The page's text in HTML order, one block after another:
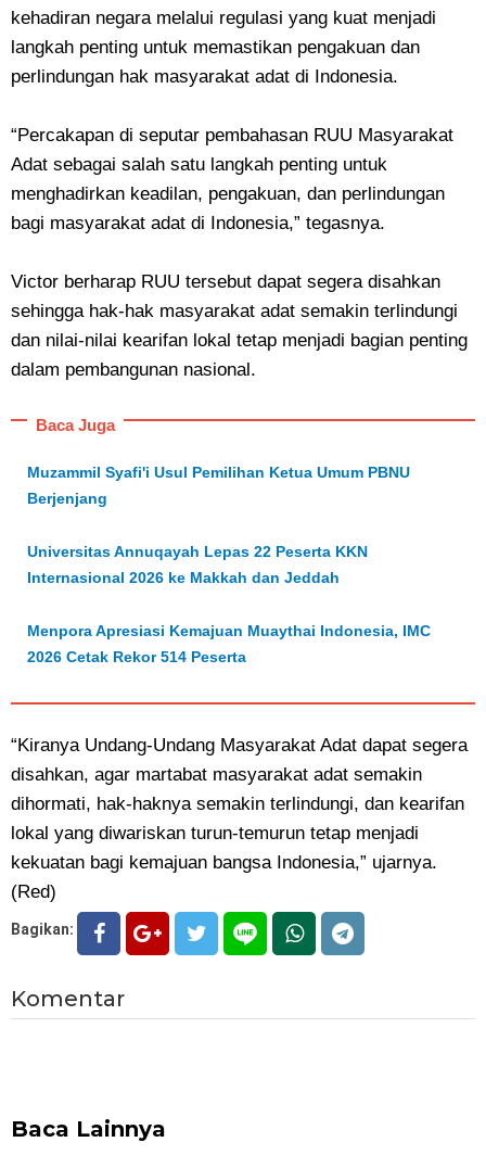
kehadiran negara melalui regulasi yang kuat menjadi
langkah penting untuk memastikan pengakuan dan
perlindungan hak masyarakat adat di Indonesia.
“Percakapan di seputar pembahasan RUU Masyarakat
Adat sebagai salah satu langkah penting untuk
menghadirkan keadilan, pengakuan, dan perlindungan
bagi masyarakat adat di Indonesia,” tegasnya.
Victor berharap RUU tersebut dapat segera disahkan
sehingga hak-hak masyarakat adat semakin terlindungi
dan nilai-nilai kearifan lokal tetap menjadi bagian penting
dalam pembangunan nasional.
Baca Juga
Muzammil Syafi'i Usul Pemilihan Ketua Umum PBNU
Berjenjang
Universitas Annuqayah Lepas 22 Peserta KKN
Internasional 2026 ke Makkah dan Jeddah
Menpora Apresiasi Kemajuan Muaythai Indonesia, IMC
2026 Cetak Rekor 514 Peserta
“Kiranya Undang-Undang Masyarakat Adat dapat segera
disahkan, agar martabat masyarakat adat semakin
dihormati, hak-haknya semakin terlindungi, dan kearifan
lokal yang diwariskan turun-temurun tetap menjadi
kekuatan bagi kemajuan bangsa Indonesia,” ujarnya.
(Red)
Bagikan:
Komentar
Baca Lainnya